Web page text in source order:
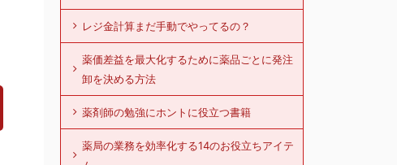
レジ金計算まだ手動でやってるの？
薬価差益を最大化するために薬品ごとに発注
卸を決める方法
薬剤師の勉強にホントに役立つ書籍
薬局の業務を効率化する14のお役立ちアイテ